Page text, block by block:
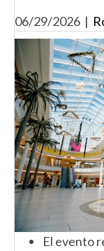
06/29/2026 |
El evento